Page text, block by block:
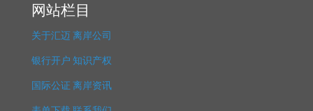
网站栏目
关于汇迈离岸公司
银行开户 知识产权
国际公证 离岸资讯